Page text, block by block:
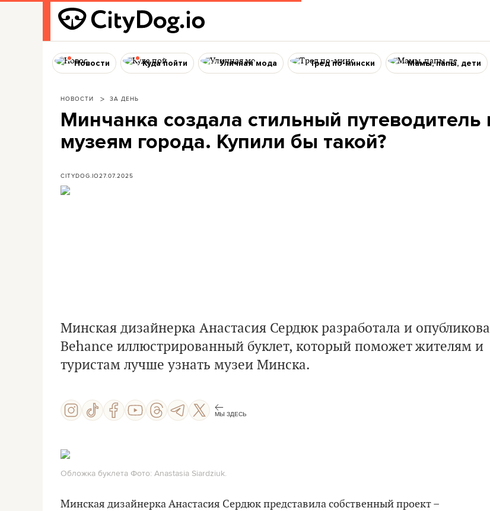
Новости Куда пойти Уличная мода Тред по-мински Мамы, папы, дети
НОВОСТИ ЗА ДЕНЬ
Минчанка создала стильный путеводитель
музеям города. Купили бы такой?
CITYDOG.IO27.07.2025
Минская дизайнерка Анастасия Сердюк разработала и
Behance иллюстрированный буклет, который поможет жителям и
туристам лучше узнать музеи Минска.
МЫ ЗДЕСЬ
Обложка буклета Фото: Anastasia Siardziuk.
Минская дизайнерка Анастасия Сердюк представила собственный проект –